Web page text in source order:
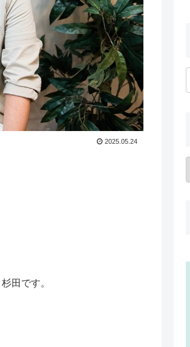
2025.05.24
田です。